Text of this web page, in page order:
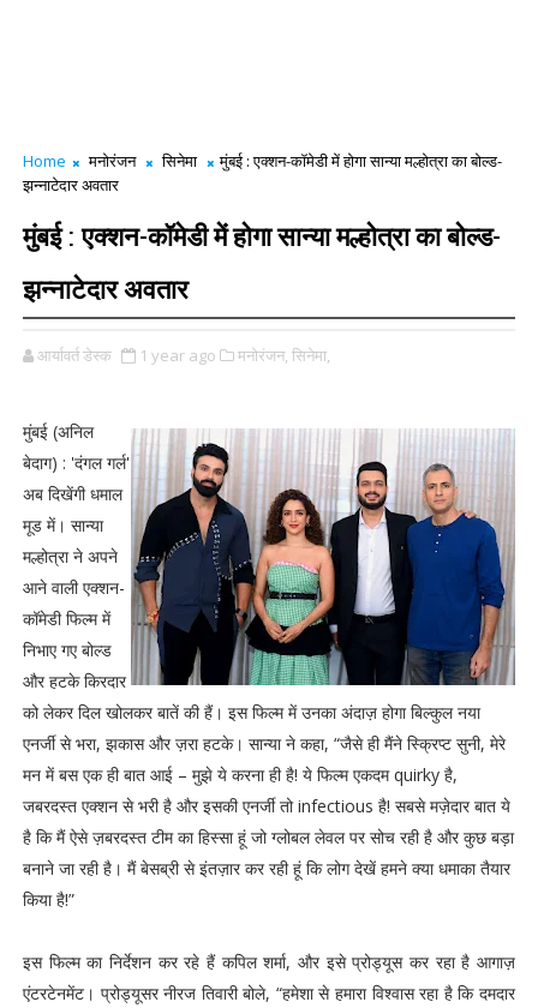
Home मनोरंजन सिनेमा
मुंबई : एक्शन-कॉमेडी में होगा सान्या मल्होत्रा का बोल्ड-
झन्नाटेदार अवतार
मुंबई : एक्शन-कॉमेडी में होगा सान्या मल्होत्रा का बोल्ड-
झन्नाटेदार अवतार
आर्यावर्त डेस्क 1 year ago मनोरंजन, सिनेमा,
मुंबई (अनिल
बेदाग) : 'दंगल गर्ल'
अब दिखेंगी धमाल
मूड में। सान्या
मल्होत्रा ने अपने
आने वाली एक्शन-
कॉमेडी फिल्म में
निभाए गए बोल्ड
और हटके किरदार
को लेकर दिल खोलकर बातें की हैं। इस फिल्म में उनका अंदाज़ होगा बिल्कुल नया
एनर्जी से भरा, झकास और ज़रा हटके। सान्या ने कहा, “जैसे ही मैंने स्क्रिप्ट सुनी, मेरे
मन में बस एक ही बात आई – मुझे ये करना ही है! ये फिल्म एकदम quirky है,
जबरदस्त एक्शन से भरी है और इसकी एनर्जी तो infectious है! सबसे मज़ेदार बात ये
है कि मैं ऐसे ज़बरदस्त टीम का हिस्सा हूं जो ग्लोबल लेवल पर सोच रही है और कुछ बड़ा
बनाने जा रही है। मैं बेसब्री से इंतज़ार कर रही हूं कि लोग देखें हमने क्या धमाका तैयार
किया है!”
इस फिल्म का निर्देशन कर रहे हैं कपिल शर्मा, और इसे प्रोड्यूस कर रहा है आगाज़
एंटरटेनमेंट। प्रोड्यूसर नीरज तिवारी बोले, “हमेशा से हमारा विश्वास रहा है कि दमदार